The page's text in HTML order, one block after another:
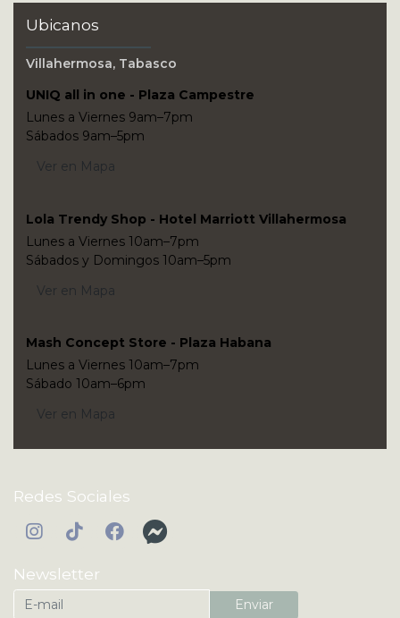
Ubicanos
Villahermosa, Tabasco
UNIQ all in one - Plaza Campestre
Lunes a Viernes 9am–7pm
Sábados 9am–5pm
Ver en Mapa
Lola Trendy Shop - Hotel Marriott Villahermosa
Lunes a Viernes 10am–7pm
Sábados y Domingos 10am–5pm
Ver en Mapa
Mash Concept Store - Plaza Habana
Lunes a Viernes 10am–7pm
Sábado 10am–6pm
Ver en Mapa
Redes Sociales
Newsletter
Enviar